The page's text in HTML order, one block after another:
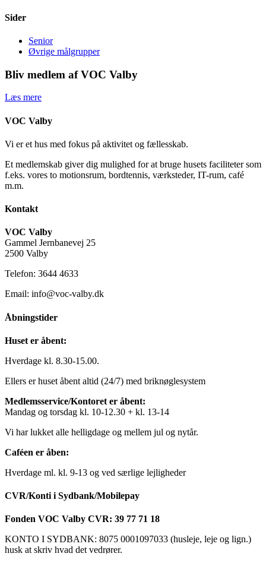
Sider
Senior
Øvrige målgrupper
Bliv medlem af VOC Valby
Læs mere
VOC Valby
Vi er et hus med fokus på aktivitet og fællesskab.
Et medlemskab giver dig mulighed for at bruge husets faciliteter som
f.eks. vores to motionsrum, bordtennis, værksteder, IT-rum, café
m.m.
Kontakt
VOC Valby
Gammel Jernbanevej 25
2500 Valby
Telefon: 3644 4633
Email: info@voc-valby.dk
Åbningstider
Huset er åbent:
Hverdage kl. 8.30-15.00.
Ellers er huset åbent altid (24/7) med briknøglesystem
Medlemsservice/Kontoret er åbent:
Mandag og torsdag kl. 10-12.30 + kl. 13-14
Vi har lukket alle helligdage og mellem jul og nytår.
Caféen er åben:
Hverdage ml. kl. 9-13 og ved særlige lejligheder
CVR/Konti i Sydbank/Mobilepay
Fonden VOC Valby CVR: 39 77 71 18
KONTO I SYDBANK: 8075 0001097033 (husleje, leje og lign.)
husk at skriv hvad det vedrører.